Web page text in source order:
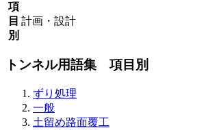
項
目
別
計画・設計
トンネル用語集 項目別
ずり処理
一般
土留め路面覆工